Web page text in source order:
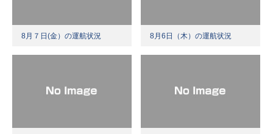
8月７日(金）の運航状況 8月6日（木）の運航状況